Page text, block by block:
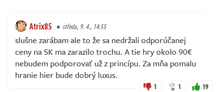
Atrix85 středa, 9. 4., 14:55
slušne zarábam ale to že sa nedržali odporúčanej
ceny na SK ma zarazilo trochu. A tie hry okolo 90€
nebudem podporovať už z princípu. Za mňa pomalu
hranie hier bude dobrý luxus.
1 1 19